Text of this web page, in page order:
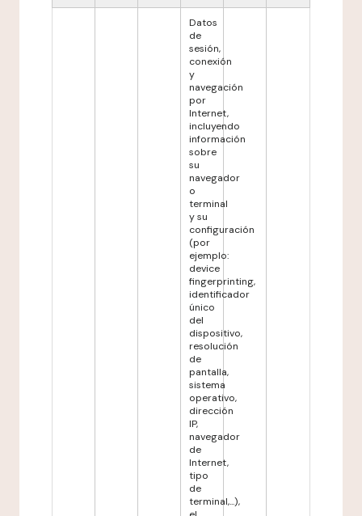
Datos
de
sesión,
conexión
y
navegación
por
Internet,
incluyendo
información
sobre
su
navegador
o
terminal
y su
configuración
(por
ejemplo:
device
fingerprinting,
identificador
único
del
dispositivo,
resolución
de
pantalla,
sistema
operativo,
dirección
IP,
navegador
de
Internet,
tipo
de
terminal,...),